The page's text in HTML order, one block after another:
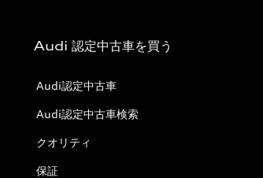
Audi 認定中古車を買う
Audi認定中古車
Audi認定中古車検索
クオリティ
保証